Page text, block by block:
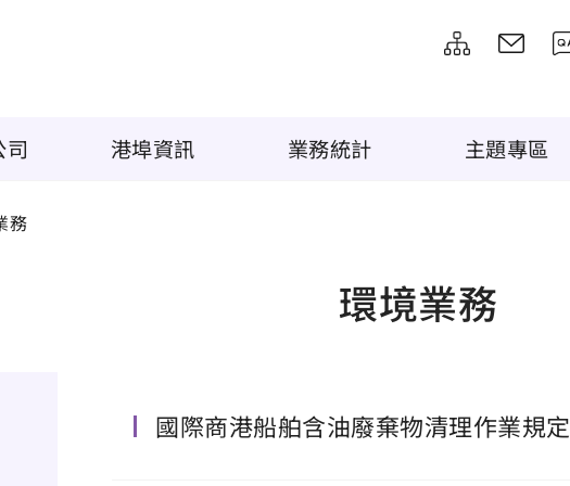
司 港埠資訊 業務統計 主題專區
務
環境業務
國際商港船舶含油廢棄物清理作業規定